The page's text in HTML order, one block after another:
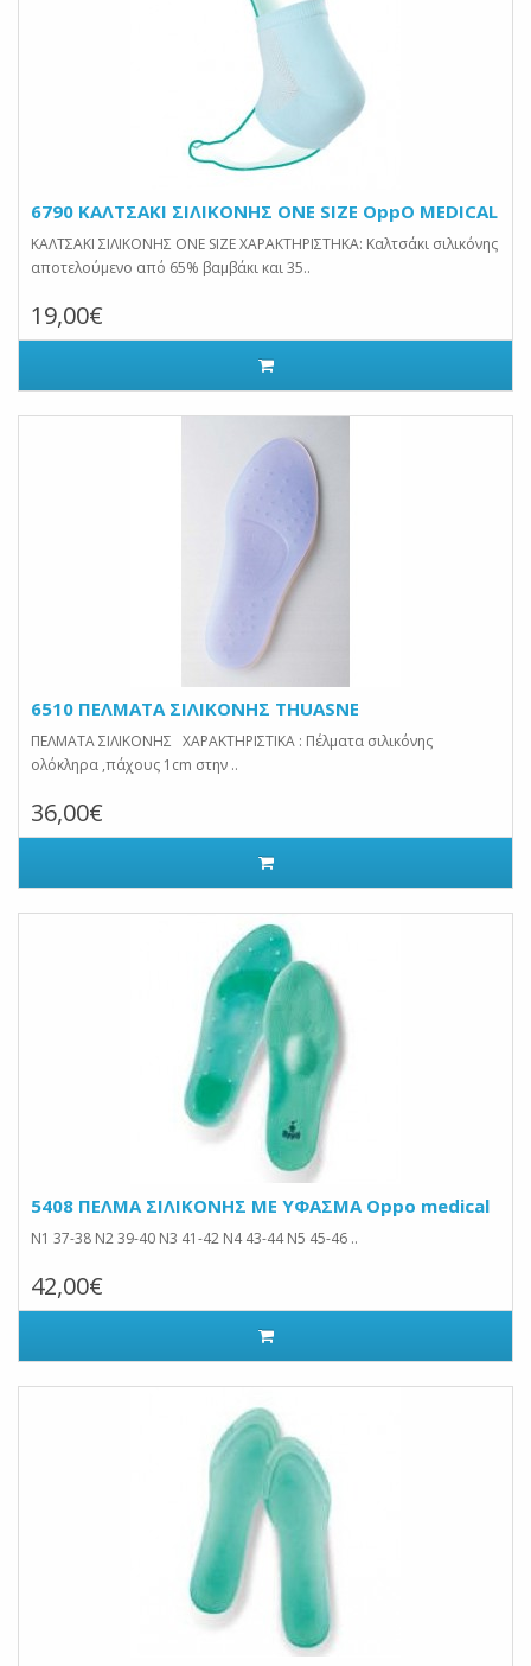
6790 ΚΑΛΤΣΑΚΙ ΣΙΛΙΚΟΝΗΣ ONE SIZE OppO MEDICAL
ΚΑΛΤΣΑΚΙ ΣΙΛΙΚΟΝΗΣ ONE SIZE ΧΑΡΑΚΤΗΡΙΣΤΗΚΑ: Καλτσάκι σιλικόνης
αποτελούμενο από 65% βαμβάκι και 35..
19,00€
6510 ΠΕΛΜΑΤΑ ΣΙΛΙΚΟΝΗΣ THUASNE
ΠΕΛΜΑΤΑ ΣΙΛΙΚΟΝΗΣ ΧΑΡΑΚΤΗΡΙΣΤΙΚΑ : Πέλματα σιλικόνης
ολόκληρα ,πάχους 1cm στην ..
36,00€
5408 ΠΕΛΜΑ ΣΙΛΙΚΟΝΗΣ ΜΕ ΥΦΑΣΜΑ Oppo medical
Ν1 37-38 Ν2 39-40 Ν3 41-42 Ν4 43-44 Ν5 45-46 ..
42,00€